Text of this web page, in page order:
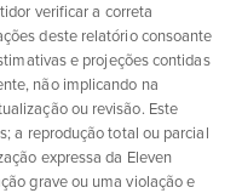
verificar a correta
deste relatório consoante
e projeções contidas
não implicando na
ou revisão. Este
a reprodução total ou parcial
expressa da Eleven
grave ou uma violação e